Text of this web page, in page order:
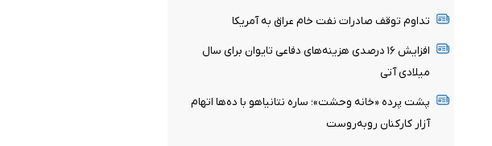
تداوم توقف صادرات نفت خام عراق به آمریکا
افزایش ۱۶ درصدی هزینه‌های دفاعی تایوان برای سال
میلادی آتی
پشت پرده «خانه وحشت»؛ ساره نتانیاهو با ده‌ها اتهام
آزار کارکنان روبه‌روست